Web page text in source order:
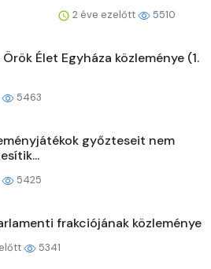
2 éve ezelőtt 5510
Örök Élet Egyháza közleménye (1.
5463
győzteseit nem
5425
frakciójának közleménye
5341